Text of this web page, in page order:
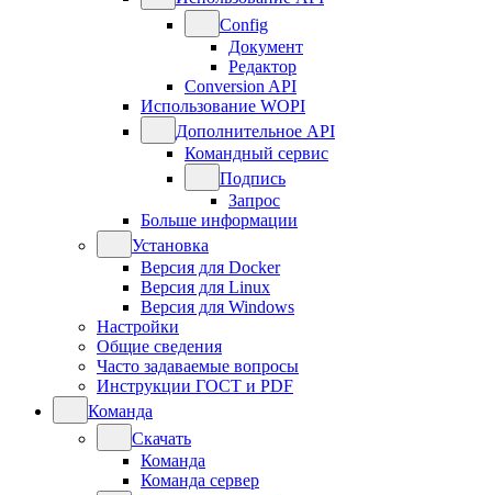
Config
Документ
Редактор
Conversion API
Использование WOPI
Дополнительное API
Командный сервис
Подпись
Запрос
Больше информации
Установка
Версия для Docker
Версия для Linux
Версия для Windows
Настройки
Общие сведения
Часто задаваемые вопросы
Инструкции ГОСТ и PDF
Команда
Скачать
Команда
Команда сервер